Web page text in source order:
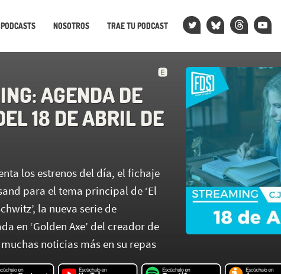
PODCASTS NOSOTROS TRAE TU PODCAST
AGENDA DE
18 DE ABRIL DE
los estrenos del día, el fichaje
para el tema principal de ‘El
la nueva serie de
en ‘Golden Axe’ del creador de
muchas noticias más en su repas